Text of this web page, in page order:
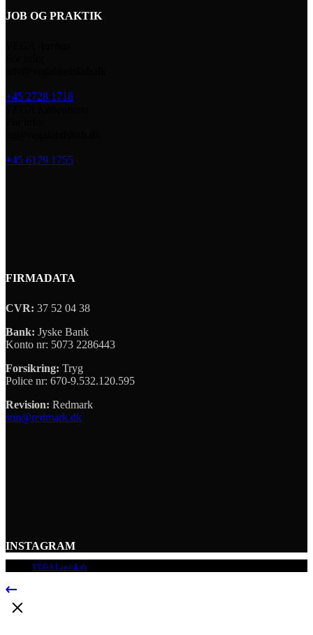
JOB OG PRAKTIK
+45 2728 1718
+45 6179 1755
FIRMADATA
CVR: 37 52 04 38
Bank: Jyske Bank
Konto nr: 5073 2286443
Forsikring: Tryg
Police nr: 670-9.532.120.595
Revision: Redmark
sun@redmark.dk
INSTAGRAM
VEGA Landskab